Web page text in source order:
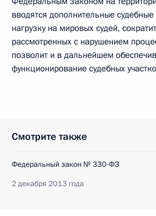
вводятся дополнительные судебные
нагрузку на мировых судей,
рассмотренных с нарушением
позволит и в дальнейшем
функционирование судебных
Смотрите также
Федеральный закон № 330-ФЗ
2 декабря 2013 года